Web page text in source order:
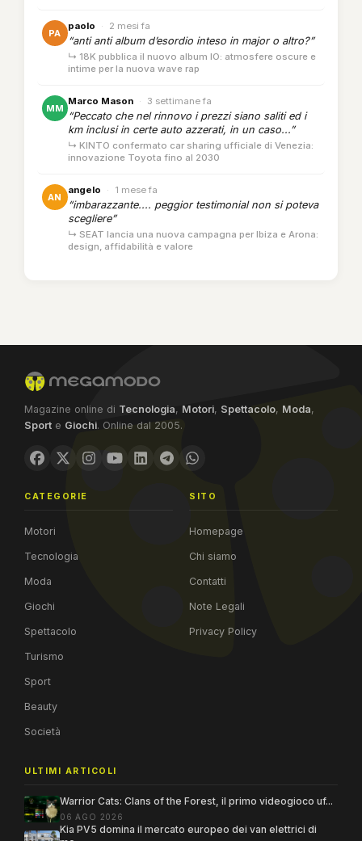
PA
paolo · 2 mesi fa
“anti anti album d’esordio inteso in major o altro?”
↳ 18K pubblica il nuovo album IO: atmosfere oscure e
intime per la nuova wave rap
MM
Marco Mason · 3 settimane fa
“Peccato che nel rinnovo i prezzi siano saliti ed i
km inclusi in certe auto azzerati, in un caso...”
↳ KINTO confermato car sharing ufficiale di Venezia:
innovazione Toyota fino al 2030
AN
angelo · 1 mese fa
“imbarazzante.... peggior testimonial non si poteva
scegliere”
↳ SEAT lancia una nuova campagna per Ibiza e Arona:
design, affidabilità e valore
Magazine online di Tecnologia, Motori, Spettacolo, Moda,
Sport e Giochi. Online dal 2005.
CATEGORIE
Motori
Tecnologia
Moda
Giochi
Spettacolo
Turismo
Sport
Beauty
Società
SITO
Homepage
Chi siamo
Contatti
Note Legali
Privacy Policy
ULTIMI ARTICOLI
Warrior Cats: Clans of the Forest, il primo videogioco uf...
06 AGO 2026
Kia PV5 domina il mercato europeo dei van elettrici di